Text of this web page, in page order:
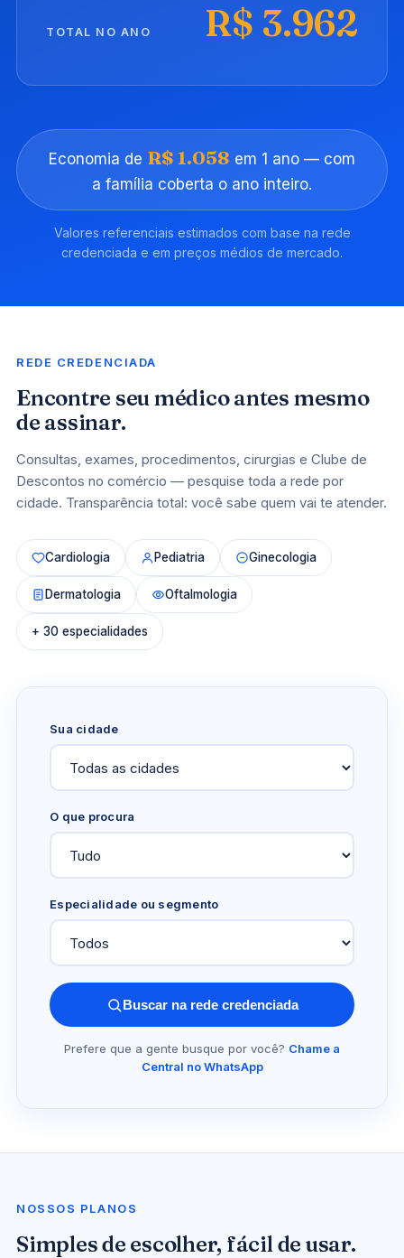
TOTAL NO ANO R$ 3.962
Economia de R$ 1.058 em 1 ano — com
a família coberta o ano inteiro.
Valores referenciais estimados com base na rede
credenciada e em preços médios de mercado.
REDE CREDENCIADA
Encontre seu médico antes mesmo
de assinar.
Consultas, exames, procedimentos, cirurgias e Clube de
Descontos no comércio — pesquise toda a rede por
cidade. Transparência total: você sabe quem vai te atender.
Cardiologia Pediatria Ginecologia
Dermatologia Oftalmologia
+ 30 especialidades
Sua cidade
O que procura
Especialidade ou segmento
Buscar na rede credenciada
Prefere que a gente busque por você? Chame a
Central no WhatsApp
NOSSOS PLANOS
Simples de escolher, fácil de usar.